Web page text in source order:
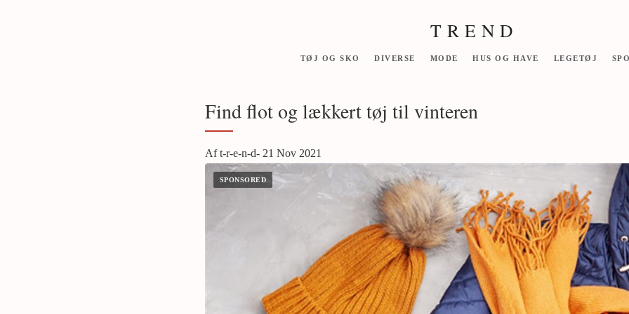
T R E N D
TØJ OG SKO DIVERSE MODE HUS OG HAVE LEGETØJ
Find flot og lækkert tøj til vinteren
Af t-r-e-n-d- 21 Nov 2021